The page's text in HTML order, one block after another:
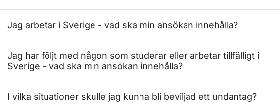
för Trafikmedicin
för Företag och organisationer
för Regler som styr
för Förarbevis
Jag arbetar i Sverige - vad ska min ansökan innehålla?
Jag har följt med någon som studerar eller arbetar tillfälligt i
Sverige - vad ska min ansökan innehålla?
I vilka situationer skulle jag kunna bli beviljad ett undantag?